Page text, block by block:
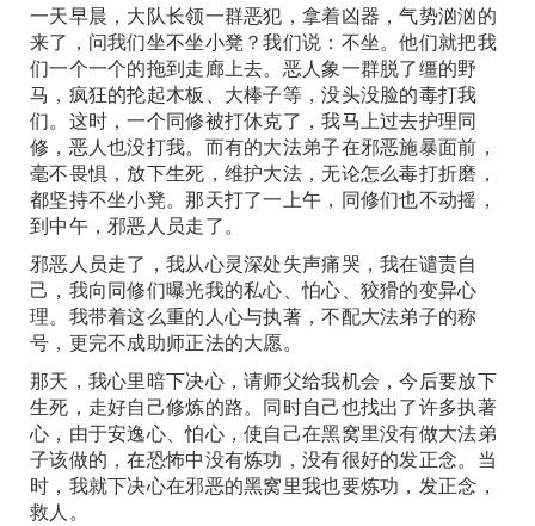
一天早晨，大队长领一群恶犯，拿着凶器，气势汹汹的
来了，问我们坐不坐小凳？我们说：不坐。他们就把我
们一个一个的拖到走廊上去。恶人象一群脱了缰的野
马，疯狂的抡起木板、大棒子等，没头没脸的毒打我
们。这时，一个同修被打休克了，我马上过去护理同
修，恶人也没打我。而有的大法弟子在邪恶施暴面前，
毫不畏惧，放下生死，维护大法，无论怎么毒打折磨，
都坚持不坐小凳。那天打了一上午，同修们也不动摇，
到中午，邪恶人员走了。
邪恶人员走了，我从心灵深处失声痛哭，我在谴责自
己，我向同修们曝光我的私心、怕心、狡猾的变异心
理。我带着这么重的人心与执著，不配大法弟子的称
号，更完不成助师正法的大愿。
那天，我心里暗下决心，请师父给我机会，今后要放下
生死，走好自己修炼的路。同时自己也找出了许多执著
心，由于安逸心、怕心，使自己在黑窝里没有做大法弟
子该做的，在恐怖中没有炼功，没有很好的发正念。当
时，我就下决心在邪恶的黑窝里我也要炼功，发正念，
救人。